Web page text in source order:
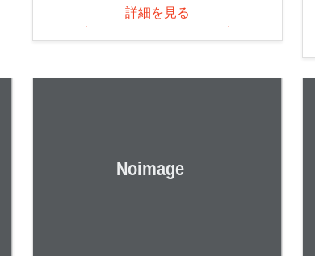
詳細を見る